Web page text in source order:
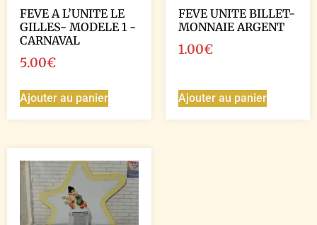
FEVE A L’UNITE LE
GILLES- MODELE 1 -
CARNAVAL
5.00€
Ajouter au panier
FEVE UNITE BILLET-
MONNAIE ARGENT
1.00€
Ajouter au panier